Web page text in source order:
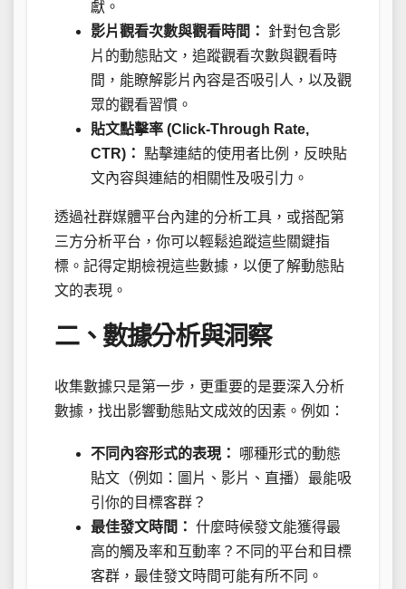
獻。
影片觀看次數與觀看時間：
針對包含影
片的動態貼文，追蹤觀看次數與觀看時
間，能瞭解影片內容是否吸引人，以及觀
眾的觀看習慣。
貼文點擊率 (Click-Through Rate,
CTR)： 點擊連結的使用者比例，反映貼
文內容與連結的相關性及吸引力。
透過社群媒體平台內建的分析工具，或搭配第
三方分析平台，你可以輕鬆追蹤這些關鍵指
標。記得定期檢視這些數據，以便了解動態貼
文的表現。
二、數據分析與洞察
收集數據只是第一步，更重要的是要深入分析
數據，找出影響動態貼文成效的因素。例如：
不同內容形式的表現：
哪種形式的動態
貼文（例如：圖片、影片、直播）最能吸
引你的目標客群？
最佳發文時間： 什麼時候發文能獲得最
高的觸及率和互動率？不同的平台和目標
客群，最佳發文時間可能有所不同。